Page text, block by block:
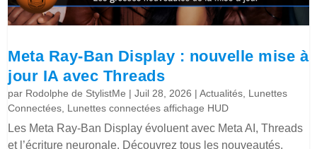
Meta Ray-Ban Display : nouvelle mise à
jour IA avec Threads
par Rodolphe de StylistMe |Juil 28, 2026 |Actualités, Lunettes
Connectées, Lunettes connectées affichage HUD
Les Meta Ray-Ban Display évoluent avec Meta AI, Threads
et l’écriture neuronale. Découvrez tous les nouveautés.